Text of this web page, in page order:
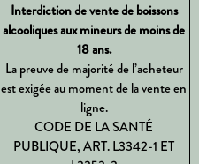
Interdiction de vente de boissons
alcooliques aux mineurs de moins de
18 ans.
La preuve de majorité de l’acheteur
est exigée au moment de la vente en
ligne.
CODE DE LA SANTÉ
PUBLIQUE, ART. L3342-1 ET